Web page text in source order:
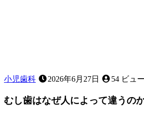
小児歯科 2026年6月27日 54 ビュー
むし歯はなぜ人によって違うの